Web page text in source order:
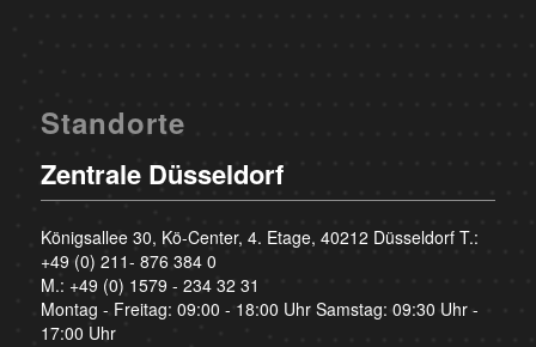
Standorte
Zentrale Düsseldorf
Königsallee 30, Kö-Center, 4. Etage, 40212 Düsseldorf T.:
+49 (0) 211- 876 384 0
M.: +49 (0) 1579 - 234 32 31
Montag - Freitag: 09:00 - 18:00 Uhr Samstag: 09:30 Uhr -
17:00 Uhr